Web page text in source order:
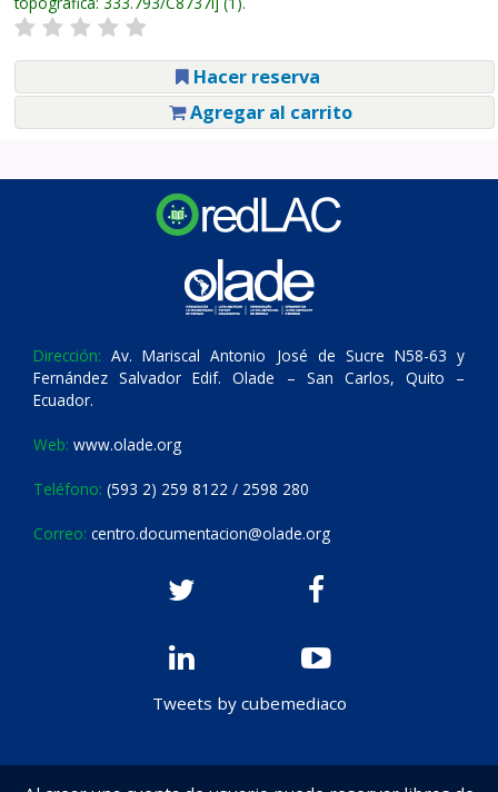
Hacer reserva
Agregar al carrito
Dirección: Av. Mariscal Antonio José de Sucre N58-63 y
Fernández Salvador Edif. Olade – San Carlos, Quito –
Ecuador.
Web: www.olade.org
Teléfono: (593 2) 259 8122 / 2598 280
Correo: centro.documentacion@olade.org
Tweets by cubemediaco